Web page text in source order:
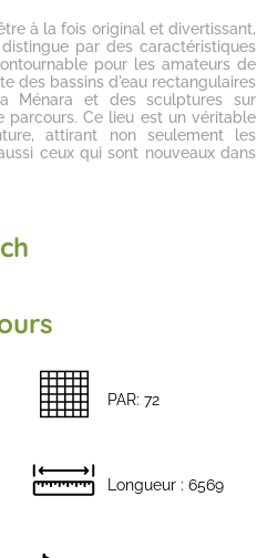
à la fois original et divertissant,
par des caractéristiques
pour les amateurs de
des bassins d'eau rectangulaires
Ménara et des sculptures sur
parcours. Ce lieu est un véritable
attirant non seulement les
ceux qui sont nouveaux dans
PAR: 72
Longueur : 6569